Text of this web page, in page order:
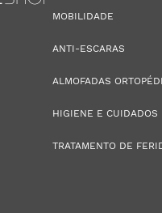
MOBILIDADE
ANTI-ESCARAS
ALMOFADAS
HIGIENE E CUIDADOS
TRATAMENTO DE